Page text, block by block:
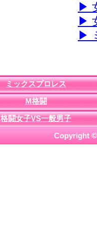
▶
▶
▶
ミックスプロレス
M格闘
格闘女子VS一般男子
Copyright ©